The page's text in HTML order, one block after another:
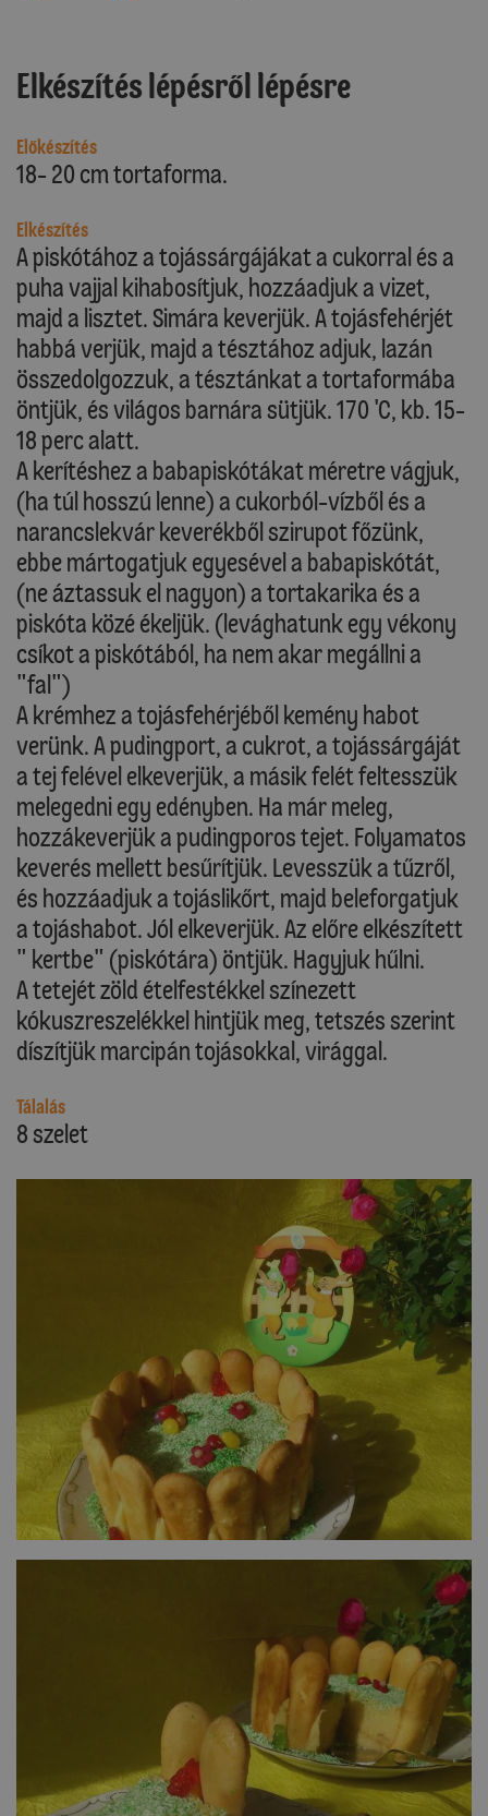
Elkészítés lépésről lépésre
Előkészítés
18- 20 cm tortaforma.
Elkészítés
A piskótához a tojássárgájákat a cukorral és a
puha vajjal kihabosítjuk, hozzáadjuk a vizet,
majd a lisztet. Simára keverjük. A tojásfehérjét
habbá verjük, majd a tésztához adjuk, lazán
összedolgozzuk, a tésztánkat a tortaformába
öntjük, és világos barnára sütjük. 170 'C, kb. 15-
18 perc alatt.
A kerítéshez a babapiskótákat méretre vágjuk,
(ha túl hosszú lenne) a cukorból-vízből és a
narancslekvár keverékből szirupot főzünk,
ebbe mártogatjuk egyesével a babapiskótát,
(ne áztassuk el nagyon) a tortakarika és a
piskóta közé ékeljük. (levághatunk egy vékony
csíkot a piskótából, ha nem akar megállni a
"fal")
A krémhez a tojásfehérjéből kemény habot
verünk. A pudingport, a cukrot, a tojássárgáját
a tej felével elkeverjük, a másik felét feltesszük
melegedni egy edényben. Ha már meleg,
hozzákeverjük a pudingporos tejet. Folyamatos
keverés mellett besűrítjük. Levesszük a tűzről,
és hozzáadjuk a tojáslikőrt, majd beleforgatjuk
a tojáshabot. Jól elkeverjük. Az előre elkészített
" kertbe" (piskótára) öntjük. Hagyjuk hűlni.
A tetejét zöld ételfestékkel színezett
kókuszreszelékkel hintjük meg, tetszés szerint
díszítjük marcipán tojásokkal, virággal.
Tálalás
8 szelet